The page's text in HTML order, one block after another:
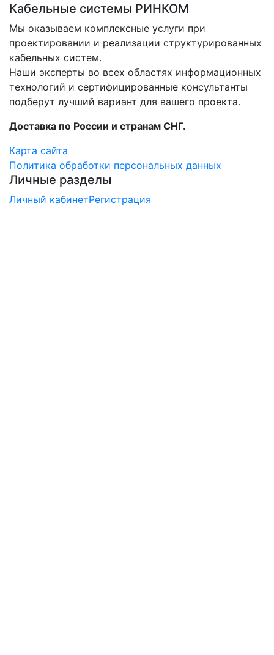
Кабельные системы РИНКОМ
Мы оказываем комплексные услуги при
проектировании и реализации структурированных
кабельных систем.
Наши эксперты во всех областях информационных
технологий и сертифицированные консультанты
подберут лучший вариант для вашего проекта.
Доставка по России и странам СНГ.
Карта сайта
Политика обработки персональных данных
Личные разделы
Личный кабинетРегистрация